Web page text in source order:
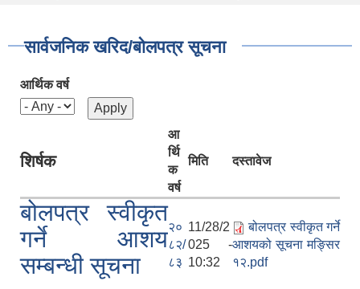
सार्वजनिक खरिद/बोलपत्र सूचना
आर्थिक वर्ष
शिर्षक
आ
र्थि
क
वर्ष
मिति दस्तावेज
बोलपत्र स्वीकृत
गर्ने आशय
सम्बन्धी सूचना
२०
८२/
८३
11/28/2
025 -
10:32
बोलपत्र स्वीकृत गर्ने
आशयको सूचना मङ्सिर
१२.pdf